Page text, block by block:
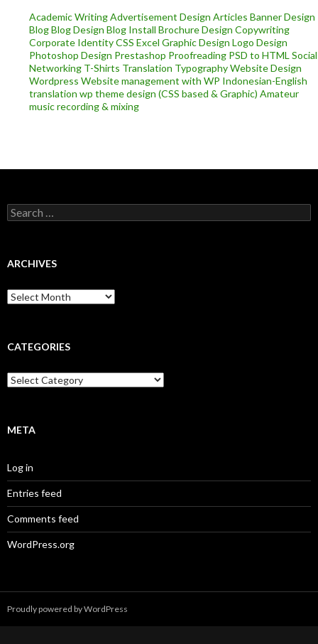
Academic WritingAdvertisement Design Articles Banner Design
BlogBlog Design Blog Install Brochure Design Copywriting
Corporate IdentityCSS Excel Graphic Design Logo Design
Photoshop Design Prestashop Proofreading PSD to HTML Social
Networking T-Shirts Translation TypographyWebsite Design
Wordpress Website management with WP Indonesian-English
translation wp theme design (CSS based & Graphic) Amateur
music recording & mixing
Search
for:
ARCHIVES
Archives
CATEGORIES
Categories
META
Log in
Entries feed
Comments feed
WordPress.org
Proudly powered by WordPress